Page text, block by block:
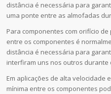
distância é necessária para
uma ponte entre as almofadas
Para componentes com orifício
entre os componentes é
distância é necessária para
interfiram uns nos outros durante
Em aplicações de alta velocidade
mínima entre os componentes